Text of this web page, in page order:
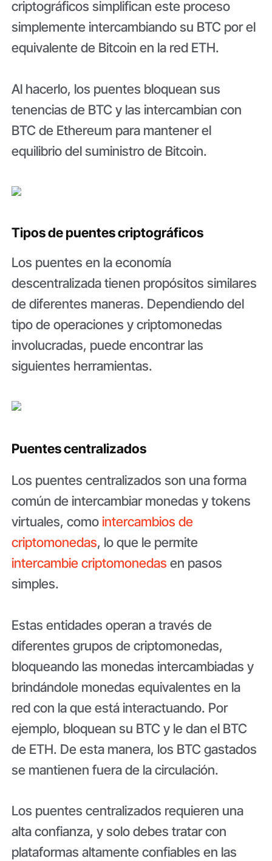
criptográficos simplifican este proceso
simplemente intercambiando su BTC por el
equivalente de Bitcoin en la red ETH.
Al hacerlo, los puentes bloquean sus
tenencias de BTC y las intercambian con
BTC de Ethereum para mantener el
equilibrio del suministro de Bitcoin.
Tipos de puentes criptográficos
Los puentes en la economía
descentralizada tienen propósitos similares
de diferentes maneras. Dependiendo del
tipo de operaciones y criptomonedas
involucradas, puede encontrar las
siguientes herramientas.
Puentes centralizados
Los puentes centralizados son una forma
común de intercambiar monedas y tokens
virtuales, como intercambios de
criptomonedas, lo que le permite
intercambie criptomonedas en pasos
simples.
Estas entidades operan a través de
diferentes grupos de criptomonedas,
bloqueando las monedas intercambiadas y
brindándole monedas equivalentes en la
red con la que está interactuando. Por
ejemplo, bloquean su BTC y le dan el BTC
de ETH. De esta manera, los BTC gastados
se mantienen fuera de la circulación.
Los puentes centralizados requieren una
alta confianza, y solo debes tratar con
plataformas altamente confiables en las